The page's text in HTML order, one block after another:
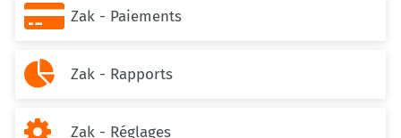
 Zak - Paiements
 Zak - Rapports
Zak - Réglages